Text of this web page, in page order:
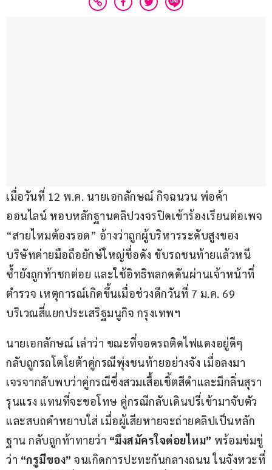
เมื่อวันที่ 12 พ.ค. นายเอกลักษณ์ กิจฉนวน พ่อค้า
ออนไลน์ หอบหลักฐานคลิปวงจรปิดเข้าร้องเรียนต่อเพจ
“สายไหมต้องรอด” อ้างว่าถูกผู้บริหารระดับสูงของ
บริษัทค่ายมือถือยักษ์ใหญ่ชื่อดัง ขับรถชนท้ายแล้วหนี
ซ้ำยังถูกท้าชกต่อย และใช้อิทธิพลกดดันผ่านเจ้าหน้าที่
ตำรวจ ​เหตุการณ์เกิดขึ้นเมื่อช่วงดึกวันที่ 7 ม.ค. 69
บริเวณสี่แยกประเสริฐมนูกิจ กรุงเทพฯ
นายเอกลักษณ์ เล่าว่า ขณะที่จอดรถติดไฟแดงอยู่ดีๆ
กลับถูกรถโตโยต้าคู่กรณีพุ่งชนท้ายอย่างจัง เมื่อลงมา
เจรจากลับพบว่าคู่กรณีซึ่งสวมเสื้อเชิ้ตสีดำและมีกลิ่นสุรา
รุนแรง แทนที่จะขอโทษ คู่กรณีกลับเดินปรี่เข้ามาจับตัว
และสบถคำหยาบใส่ เมื่อผู้เสียหายจะถ่ายคลิปเป็นหลัก
ฐาน กลับถูกท้าทายว่า “มึงสมัครใจต่อยไหม” พร้อมข่มขู่
ว่า “กรูมีของ” จนเกิดการปะทะกันกลางถนน ในจังหวะที่